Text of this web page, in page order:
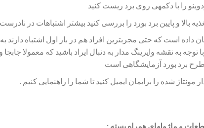
را با دکمه­ی روی برد ریست کنید
بالا و پایین برد بورد را بررسی کنید بیشتر اشتباهات در
داده است که حتی مجربترین افراد هم در بار اول اشتباه دارند
توجه به نقشه وایرینگ مدار به دنبال ایراد باشید که معمولا
برد بورد آزمایشگاهی است
مونتاژ شده را برایمان ایمیل کنید تا شما را راهنمایی کنیم .
و ماژولهای همراه بسته :